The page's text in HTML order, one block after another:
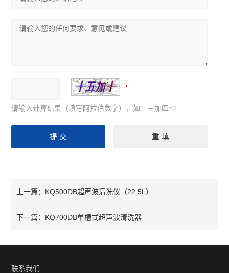
请输入计算结果（填写阿拉伯数字），如：三加四=7
上一篇： KQ500DB超声波清洗仪（22.5L）
下一篇： KQ700DB单槽式超声波清洗器
联系我们